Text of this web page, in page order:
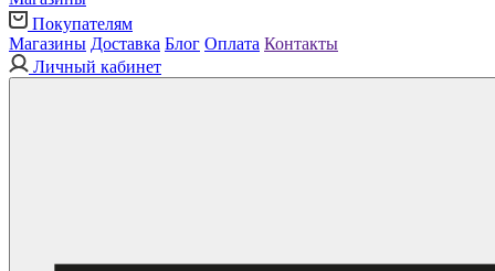
Покупателям
Магазины Доставка Блог Оплата Контакты
Личный кабинет